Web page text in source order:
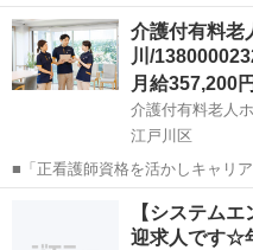
信事業者設備内での作業。 建物
ゲリラ豪雨等による雨・風に左右
夫です！ ...
東京 江戸川区 新小岩駅
介護付有料老
川/
月給357,200円
介護付有料老人
江戸川区
■「正看護師資格を活かしキャリ
発揮して、チームケアに挑戦して
て、スタッフ育成にも携わりた
江戸川区にある介護福祉施設「介
江戸川区
【システム
迎求人です☆